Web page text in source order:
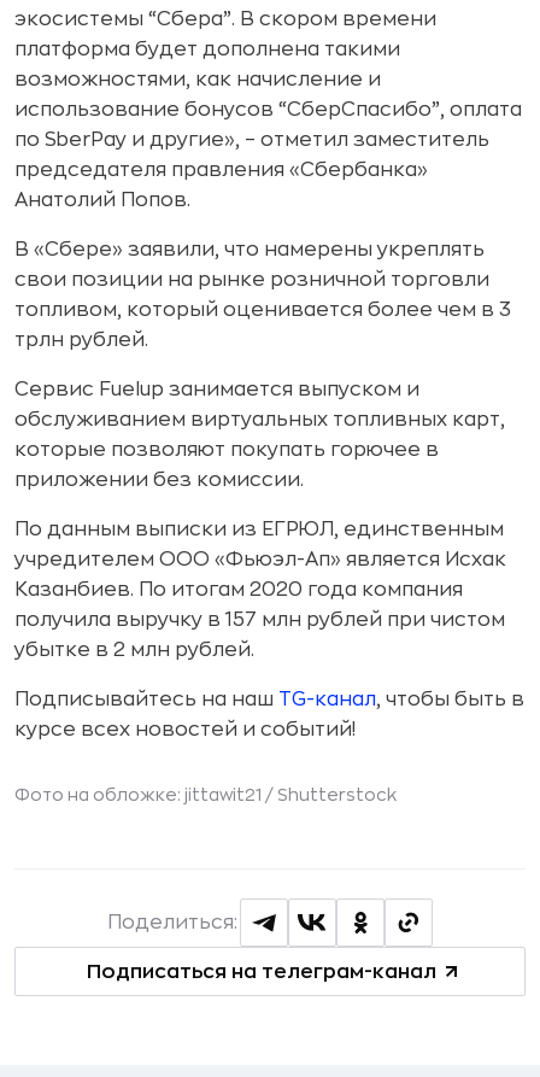
экосистемы “Сбера”. В скором времени
платформа будет дополнена такими
возможностями, как начисление и
использование бонусов “СберСпасибо”, оплата
по SberPay и другие», – отметил заместитель
председателя правления «Сбербанка»
Анатолий Попов.
В «Сбере» заявили, что намерены укреплять
свои позиции на рынке розничной торговли
топливом, который оценивается более чем в 3
трлн рублей.
Сервис Fuelup занимается выпуском и
обслуживанием виртуальных топливных карт,
которые позволяют покупать горючее в
приложении без комиссии.
По данным выписки из ЕГРЮЛ, единственным
учредителем ООО «Фьюэл-Ап» является Исхак
Казанбиев. По итогам 2020 года компания
получила выручку в 157 млн рублей при чистом
убытке в 2 млн рублей.
Подписывайтесь на наш TG-канал, чтобы быть в
курсе всех новостей и событий!
Фото на обложке: jittawit21 / Shutterstock
Подписаться на телеграм-канал
Поделиться: